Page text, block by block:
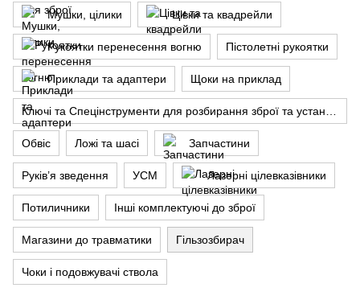
Мушки, цілики Цівки та квадрейли
Рукоятки перенесення вогню Пістолетні рукоятки
Приклади та адаптери Щоки на приклад
Обвіс Ложі та шасі Запчастини
Руків’я зведення УСМ Лазерні цілевказівники
Потиличники Інші комплектуючі до зброї
Магазини до травматики Гільзозбирач
Чоки і подовжувачі ствола